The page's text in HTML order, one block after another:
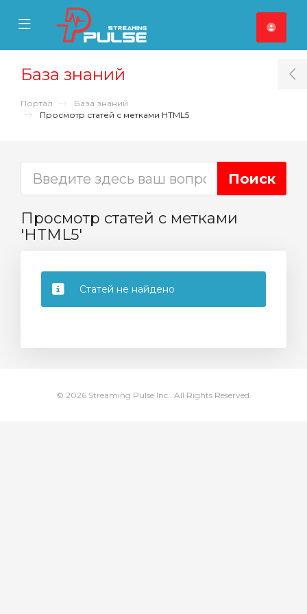
Mobile Menu
Mobile Menu
База знаний
Портал
База знаний
Просмотр статей с метками HTML5
Просмотр статей с метками
'HTML5'
Статей не найдено
© 2026 Streaming Pulse Inc.. All Rights Reserved.